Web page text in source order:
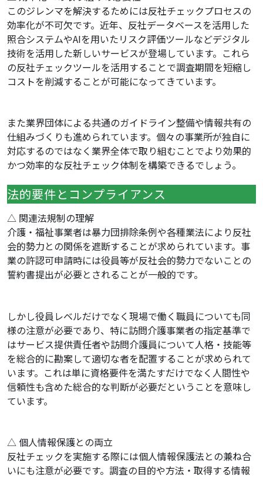
このジレンマを解決するためには反社チェックプロセスの
効率化が不可欠です。近年、反社データベースを活用した
照合システムやAIを用いたリスク評価ツールなどデジタル
技術を活用した新しいサービスが登場しています。これら
の反社チェックツールを活用することで調査期間を短縮し
コストを削減することが可能になってきています。
また業界団体による共通のガイドライン整備や情報共有の
仕組みづくりも進められています。個々の事業所が独自に
対応するのではなく業界全体で取り組むことでより効果的
かつ効率的な反社チェック体制を構築できるでしょう。
法的要件とコンプライアンス
△ 関連法規制の理解
介護・福祉事業者は暴力団排除条例や各種業法により反社
会的勢力との関係を遮断することが求められています。事
業の許認可申請時には役員等が反社会的勢力でないことの
誓約書提出が必要とされることが一般的です。
しかし役員レベルだけでなく現場で働く職員についても同
様の注意が必要であり、特に訪問介護事業者の指定基準で
はサービス提供責任者や訪問介護員について人格・技能等
を総合的に勘案して適切な者を配置することが求められて
います。これは単に資格要件を満たすだけでなく人間性や
信頼性も含めた総合的な判断が必要だということを意味し
ています。
△ 個人情報保護との両立
反社チェックを実施する際には個人情報保護法との兼ね合
いにも注意が必要です。調査の目的や方法・取得する情報